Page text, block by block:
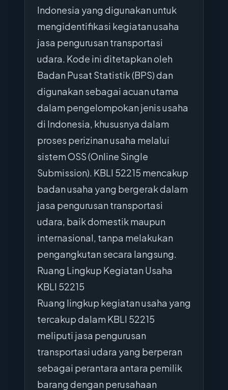
Indonesia yang digunakan untuk
mengidentifikasi kegiatan usaha
jasa pengurusan transportasi
udara. Kode ini ditetapkan oleh
Badan Pusat Statistik (BPS) dan
digunakan sebagai acuan utama
dalam pengelompokan jenis usaha
di Indonesia, khususnya dalam
proses perizinan usaha melalui
sistem OSS (Online Single
Submission). KBLI 52215 mencakup
badan usaha yang bergerak dalam
jasa pengurusan transportasi
udara, baik domestik maupun
internasional, tanpa melakukan
pengangkutan secara langsung.
Ruang Lingkup Kegiatan Usaha
KBLI 52215
Ruang lingkup kegiatan usaha yang
tercakup dalam KBLI 52215
meliputi jasa pengurusan
transportasi udara yang berperan
sebagai perantara antara pemilik
barang dengan perusahaan